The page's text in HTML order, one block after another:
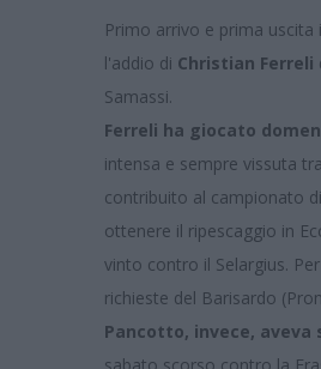
Primo arrivo e prima uscita
l'addio di Christian Ferreli
Samassi.
Ferreli ha giocato
intensa e sempre vissuta
contribuito al campionato
ottenere il ripescaggio in
vinto contro il Selargius.
richieste del Barisardo
Pancotto, invece, aveva